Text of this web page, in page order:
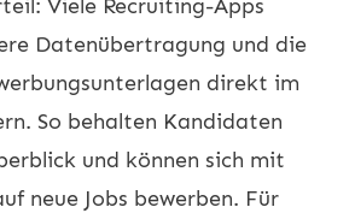
Viele Recruiting-Apps
Datenübertragung und die
direkt im
So behalten Kandidaten
und können sich mit
neue Jobs bewerben. Für